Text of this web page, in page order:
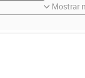
Mostrar